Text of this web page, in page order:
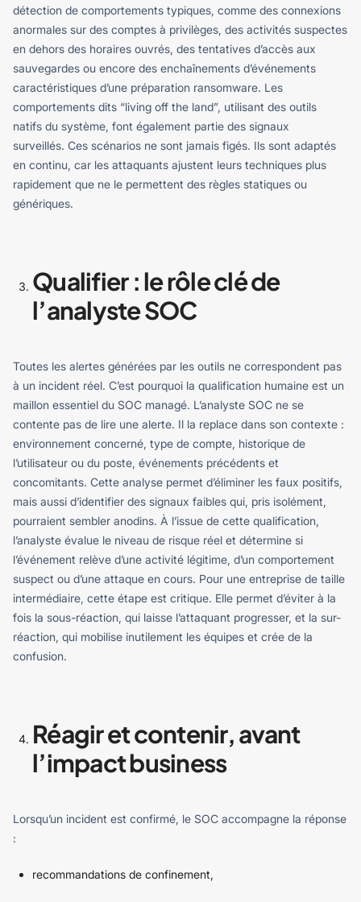
détection de comportements typiques, comme des connexions
anormales sur des comptes à privilèges, des activités suspectes
en dehors des horaires ouvrés, des tentatives d’accès aux
sauvegardes ou encore des enchaînements d’événements
caractéristiques d’une préparation ransomware. Les
comportements dits “living off the land”, utilisant des outils
natifs du système, font également partie des signaux
surveillés. Ces scénarios ne sont jamais figés. Ils sont adaptés
en continu, car les attaquants ajustent leurs techniques plus
rapidement que ne le permettent des règles statiques ou
génériques.
Qualifier : le rôle clé de
l’analyste SOC
Toutes les alertes générées par les outils ne correspondent pas
à un incident réel. C’est pourquoi la qualification humaine est un
maillon essentiel du SOC managé. L’analyste SOC ne se
contente pas de lire une alerte. Il la replace dans son contexte :
environnement concerné, type de compte, historique de
l’utilisateur ou du poste, événements précédents et
concomitants. Cette analyse permet d’éliminer les faux positifs,
mais aussi d’identifier des signaux faibles qui, pris isolément,
pourraient sembler anodins. À l’issue de cette qualification,
l’analyste évalue le niveau de risque réel et détermine si
l’événement relève d’une activité légitime, d’un comportement
suspect ou d’une attaque en cours. Pour une entreprise de taille
intermédiaire, cette étape est critique. Elle permet d’éviter à la
fois la sous-réaction, qui laisse l’attaquant progresser, et la sur-
réaction, qui mobilise inutilement les équipes et crée de la
confusion.
Réagir et contenir, avant
l’impact business
Lorsqu’un incident est confirmé, le SOC accompagne la réponse
:
recommandations de confinement,